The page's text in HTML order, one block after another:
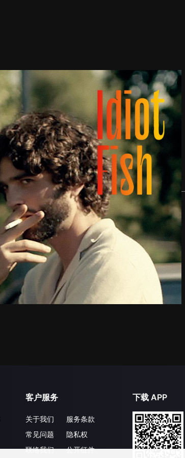
客户服务
关于我们
常见问题
联络我们
服务条款
隐私权
公开征件
下载 APP